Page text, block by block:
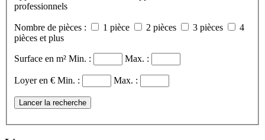
professionnels
Nombre de pièces : 1 pièce 2 pièces 3 pièces
4
pièces et plus
Surface en m² Min. : Max. :
Loyer en € Min. : Max. :
Lancer la recherche